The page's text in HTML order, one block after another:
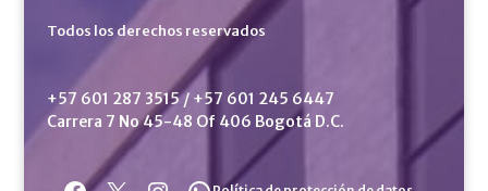
Todos los derechos reservados
+57 601 287 3515 / +57 601 245 6447
Carrera 7 No 45-48 Of 406 Bogotá D.C.